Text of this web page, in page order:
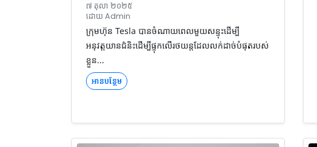
៧ តុលា ២០២៥
ដោយ Admin
ក្រុមហ៊ុន Tesla បានចំណាយពេលមួយសន្ទុះដើម្បី
អនុវត្តយានជំនិះដើម្បីផ្ទុកលើរថយន្តដែលលក់ដាច់បំផុតរបស់
ខ្លួន...
អានបន្ថែម